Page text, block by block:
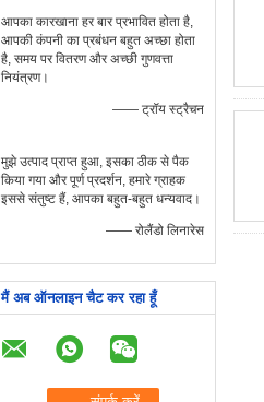
आपका कारखाना हर बार प्रभावित होता है,
आपकी कंपनी का प्रबंधन बहुत अच्छा होता
है, समय पर वितरण और अच्छी गुणवत्ता
नियंत्रण।
—— ट्रॉय स्ट्रैचन
मुझे उत्पाद प्राप्त हुआ, इसका ठीक से पैक
किया गया और पूर्ण प्रदर्शन, हमारे ग्राहक
इससे संतुष्ट हैं, आपका बहुत-बहुत धन्यवाद।
—— रोलैंडो लिनारेस
मैं अब ऑनलाइन चैट कर रहा हूँ